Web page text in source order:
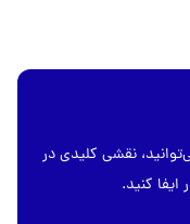
نقشی کلیدی در
کنید.